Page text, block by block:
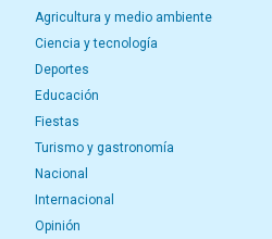
Agricultura y medio ambiente
Ciencia y tecnología
Deportes
Educación
Fiestas
Turismo y gastronomía
Nacional
Internacional
Opinión